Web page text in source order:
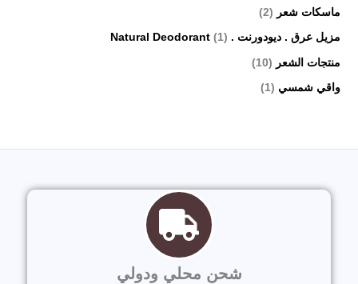
ماسكات شعر (2)
مزيل عرق . ديودورنت . Natural Deodorant (1)
منتجات الشعر (10)
واقي شمسي (1)
شحن محلي ودولي